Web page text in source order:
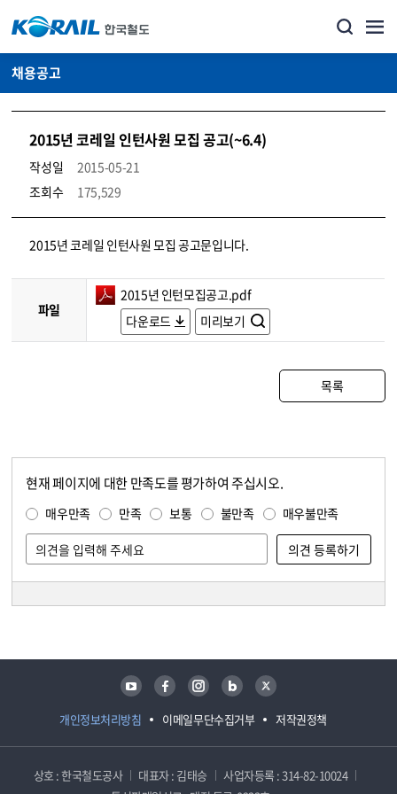
채용공고
2015년 코레일 인턴사원 모집 공고(~6.4)
작성일
2015-05-21
조회수
175,529
코레일소개_경영공시_채용공고 상세보기 – 내용, 파일, 담당자 연락처로 구성
2015년 코레일 인턴사원 모집 공고문입니다.
파일
2015년 인턴모집공고.pdf
다운로드
미리보기
목록
현재 페이지에 대한 만족도를 평가하여 주십시오.
매우만족 만족 보통 불만족 매우불만족
개인정보처리방침 이메일무단수집거부 저작권정책
유튜브 페이스북 인스타그램 블로그 트위터
상호 : 한국철도공사 대표자 : 김태승
사업자등록 : 314-82-10024